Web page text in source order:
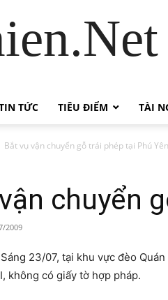
TỨC TIÊU ĐIỂM TÀI
Bắt vụ vận chuyển gỗ trái phép tại Phú Yên
chuyển
2009
23/07, tại khu vực đèo
không có giấy tờ hợp pháp.